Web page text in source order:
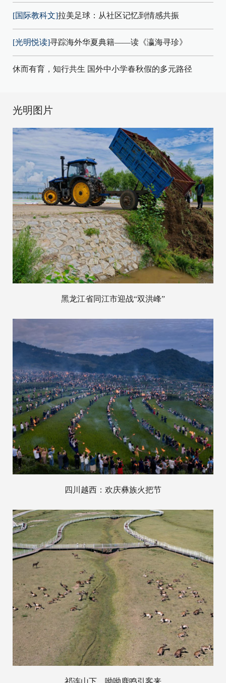
[国际教科文]拉美足球：从社区记忆到情感共振
[光明悦读]寻踪海外华夏典籍——读《瀛海寻珍》
休而有育，知行共生 国外中小学春秋假的多元路径
光明图片
黑龙江省同江市迎战“双洪峰”
四川越西：欢庆彝族火把节
祁连山下，呦呦鹿鸣引客来